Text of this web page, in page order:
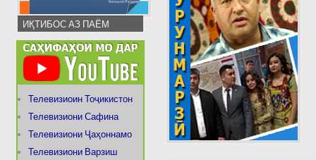
ИҚТИБОС АЗ ПАЁМ
Телевизиоин Тоҷикистон
Телевизиони Сафина
Телевизиони Ҷаҳоннамо
Телевизиони Варзиш